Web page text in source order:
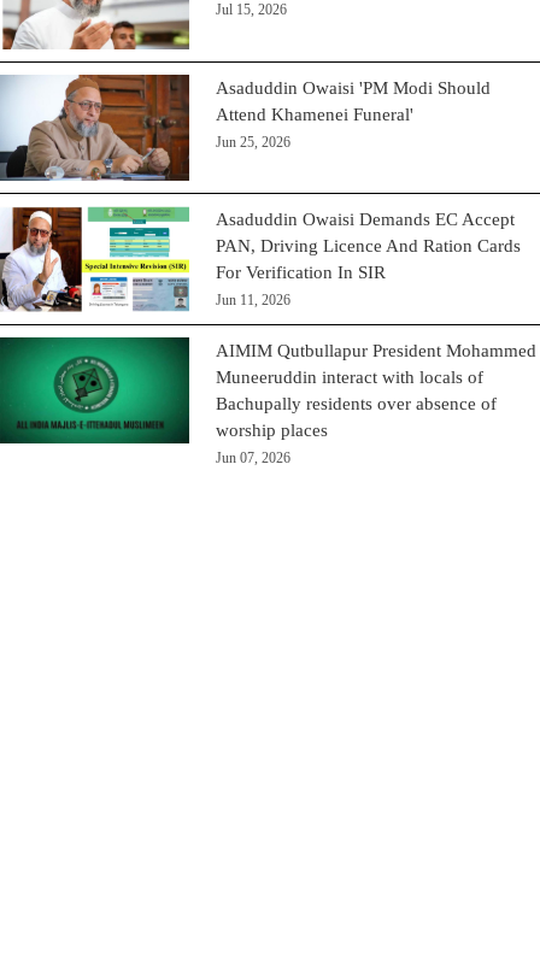
Jul 15, 2026
Asaduddin Owaisi 'PM Modi Should
Attend Khamenei Funeral'
Jun 25, 2026
Asaduddin Owaisi Demands EC Accept
PAN, Driving Licence And Ration Cards
For Verification In SIR
Jun 11, 2026
AIMIM Qutbullapur President Mohammed
Muneeruddin interact with locals of
Bachupally residents over absence of
worship places
Jun 07, 2026